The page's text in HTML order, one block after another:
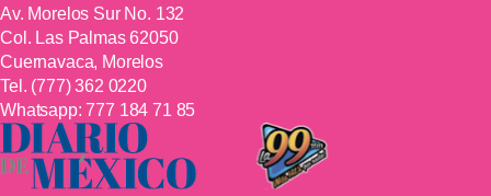
Av. Morelos Sur No. 132
Col. Las Palmas 62050
Cuernavaca, Morelos
Tel. (777) 362 0220
Whatsapp:777 184 71 85